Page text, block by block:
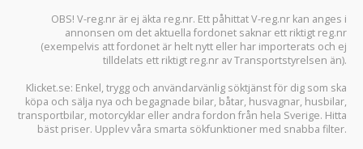
OBS! V-reg.nr är ej äkta reg.nr. Ett påhittat V-reg.nr kan anges i
annonsen om det aktuella fordonet saknar ett riktigt reg.nr
(exempelvis att fordonet är helt nytt eller har importerats och ej
tilldelats ett riktigt reg.nr av Transportstyrelsen än).
Klicket.se: Enkel, trygg och användarvänlig söktjänst för dig som ska
köpa och sälja nya och begagnade bilar, båtar, husvagnar, husbilar,
transportbilar, motorcyklar eller andra fordon från hela Sverige. Hitta
bäst priser. Upplev våra smarta sökfunktioner med snabba filter.